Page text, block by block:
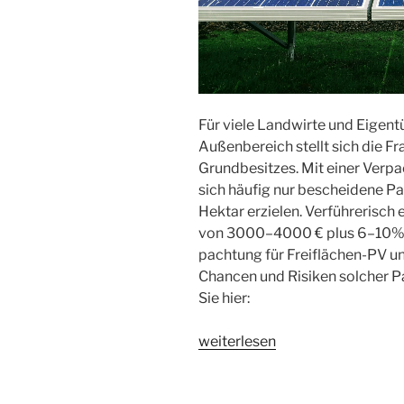
Für vie­le Land­wir­te und
Außen­be­reich stellt sich die
Grund­be­sit­zes. Mit einer
sich häu­fig nur beschei­de­ne
Hekt­ar erzie­len. Ver­füh­re­risch
von 3000–4000 € plus
pach­tung für Frei­flä­chen-PV
Chan­cen und Risi­ken sol­cher
Sie hier:
„Ver­
wei­ter­le­sen